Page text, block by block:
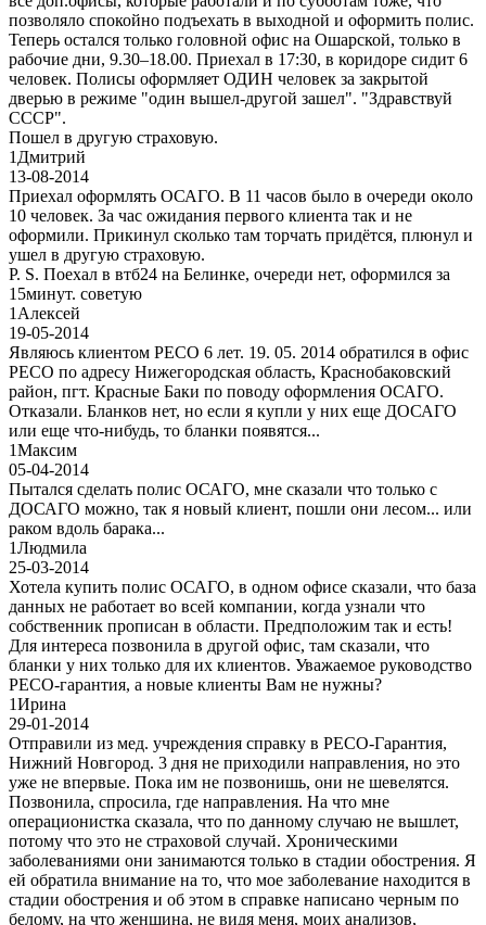
позволяло спокойно подъехать в выходной и оформить полис.
Теперь остался только головной офис на Ошарской, только в
рабочие дни, 9.30–18.00. Приехал в 17:30, в коридоре сидит 6
человек. Полисы оформляет ОДИН человек за закрытой
дверью в режиме "один вышел-другой зашел". "Здравствуй
СССР".
Пошел в другую страховую.
1 Дмитрий
13-08-2014
Приехал оформлять ОСАГО. В 11 часов было в очереди около
10 человек. За час ожидания первого клиента так и не
оформили. Прикинул сколько там торчать придётся, плюнул и
ушел в другую страховую.
P. S. Поехал в втб24 на Белинке, очереди нет, оформился за
15минут. советую
1 Алексей
19-05-2014
Являюсь клиентом РЕСО 6 лет. 19. 05. 2014 обратился в офис
РЕСО по адресу Нижегородская область, Краснобаковский
район, пгт. Красные Баки по поводу оформления ОСАГО.
Отказали. Бланков нет, но если я купли у них еще ДОСАГО
или еще что-нибудь, то бланки появятся...
1Максим
05-04-2014
Пытался сделать полис ОСАГО, мне сказали что только с
ДОСАГО можно, так я новый клиент, пошли они лесом... или
раком вдоль барака...
1Людмила
25-03-2014
Хотела купить полис ОСАГО, в одном офисе сказали, что база
данных не работает во всей компании, когда узнали что
собственник прописан в области. Предположим так и есть!
Для интереса позвонила в другой офис, там сказали, что
бланки у них только для их клиентов. Уважаемое руководство
РЕСО-гарантия, а новые клиенты Вам не нужны?
1Ирина
29-01-2014
Отправили из мед. учреждения справку в РЕСО-Гарантия,
Нижний Новгород. 3 дня не приходили направления, но это
уже не впервые. Пока им не позвонишь, они не шевелятся.
Позвонила, спросила, где направления. На что мне
операционистка сказала, что по данному случаю не вышлет,
потому что это не страховой случай. Хроническими
заболеваниями они занимаются только в стадии обострения. Я
ей обратила внимание на то, что мое заболевание находится в
стадии обострения и об этом в справке написано черным по
белому, на что женщина, не видя меня, моих анализов,